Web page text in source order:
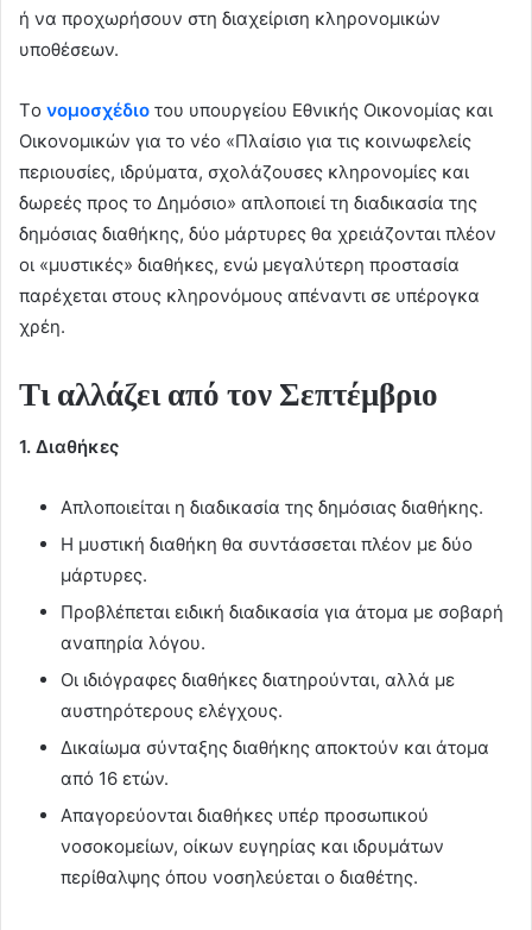
ή να προχωρήσουν στη διαχείριση κληρονομικών
υποθέσεων.
Tο νομοσχέδιο του υπουργείου Εθνικής Οικονομίας και
Οικονομικών για το νέο «Πλαίσιο για τις κοινωφελείς
περιουσίες, ιδρύματα, σχολάζουσες κληρονομίες και
δωρεές προς το Δημόσιο» απλοποιεί τη διαδικασία της
δημόσιας διαθήκης, δύο μάρτυρες θα χρειάζονται πλέον
οι «μυστικές» διαθήκες, ενώ μεγαλύτερη προστασία
παρέχεται στους κληρονόμους απέναντι σε υπέρογκα
χρέη.
Τι αλλάζει από τον Σεπτέμβριο
1. Διαθήκες
Απλοποιείται η διαδικασία της δημόσιας διαθήκης.
Η μυστική διαθήκη θα συντάσσεται πλέον με δύο
μάρτυρες.
Προβλέπεται ειδική διαδικασία για άτομα με σοβαρή
αναπηρία λόγου.
Οι ιδιόγραφες διαθήκες διατηρούνται, αλλά με
αυστηρότερους ελέγχους.
Δικαίωμα σύνταξης διαθήκης αποκτούν και άτομα
από 16 ετών.
Απαγορεύονται διαθήκες υπέρ προσωπικού
νοσοκομείων, οίκων ευγηρίας και ιδρυμάτων
περίθαλψης όπου νοσηλεύεται ο διαθέτης.